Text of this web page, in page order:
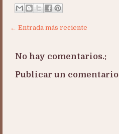
← Entrada más reciente
No hay comentarios.:
Publicar un comentario